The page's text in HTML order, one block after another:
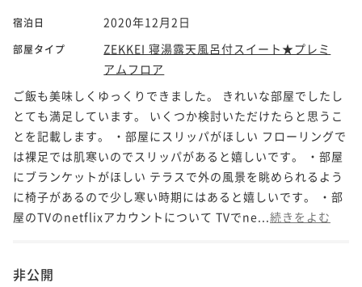
宿泊日 2020年12月2日
部屋タイプ
ZEKKEI 寝湯露天風呂付スイート★プレミ
アムフロア
ご飯も美味しくゆっくりできました。 きれいな部屋でしたし
とても満足しています。 いくつか検討いただけたらと思うこ
とを記載します。 ・部屋にスリッパがほしい フローリングで
は裸足では肌寒いのでスリッパがあると嬉しいです。 ・部屋
にブランケットがほしい テラスで外の風景を眺められるよう
に椅子があるので少し寒い時期にはあると嬉しいです。 ・部
屋のTVのnetflixアカウントについて TVでne... 続きをよむ
非公開